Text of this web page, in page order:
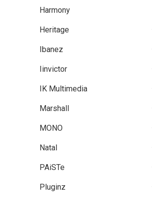
Harmony
Heritage
Ibanez
Iinvictor
IK Multimedia
Marshall
MONO
Natal
PAiSTe
Pluginz